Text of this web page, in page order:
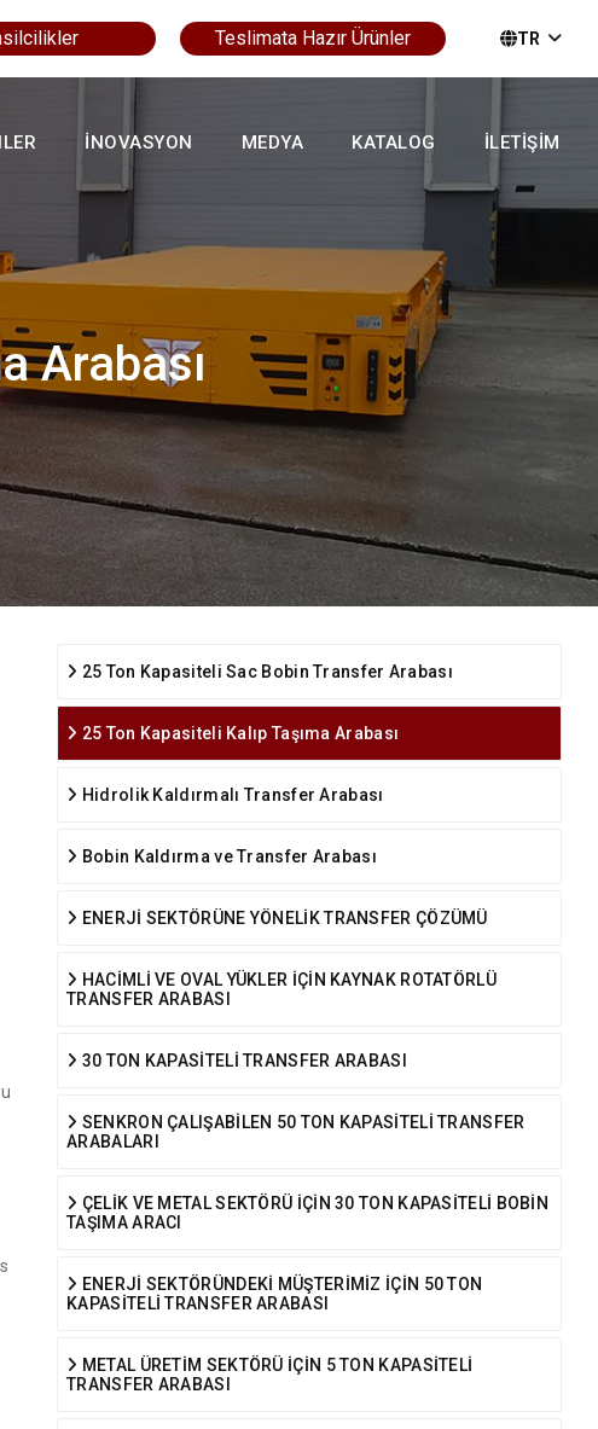
Teslimata Hazır Ürünler TR
İNOVASYON MEDYA KATALOG İLETİŞİM
Arabası
25 Ton Kapasiteli Sac Bobin Transfer Arabası
25 Ton Kapasiteli Kalıp Taşıma Arabası
Hidrolik Kaldırmalı Transfer Arabası
Bobin Kaldırma ve Transfer Arabası
ENERJİ SEKTÖRÜNE YÖNELİK TRANSFER ÇÖZÜMÜ
HACİMLİ VE OVAL YÜKLER İÇİN KAYNAK ROTATÖRLÜ
TRANSFER ARABASI
30 TON KAPASİTELİ TRANSFER ARABASI
SENKRON ÇALIŞABİLEN 50 TON KAPASİTELİ TRANSFER
ARABALARI
ÇELİK VE METAL SEKTÖRÜ İÇİN 30 TON KAPASİTELİ BOBİN
TAŞIMA ARACI
ENERJİ SEKTÖRÜNDEKİ MÜŞTERİMİZ İÇİN 50 TON
KAPASİTELİ TRANSFER ARABASI
METAL ÜRETİM SEKTÖRÜ İÇİN 5 TON KAPASİTELİ
TRANSFER ARABASI